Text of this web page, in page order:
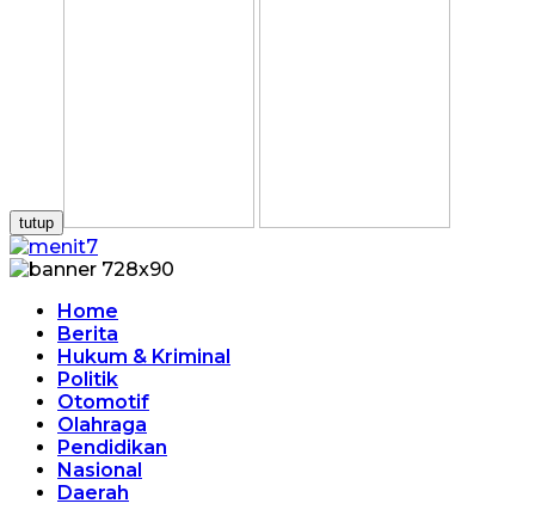
tutup
Home
Berita
Hukum & Kriminal
Politik
Otomotif
Olahraga
Pendidikan
Nasional
Daerah